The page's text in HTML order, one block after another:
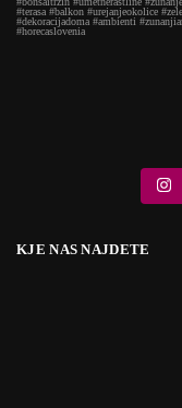
KJE NAS NAJDETE